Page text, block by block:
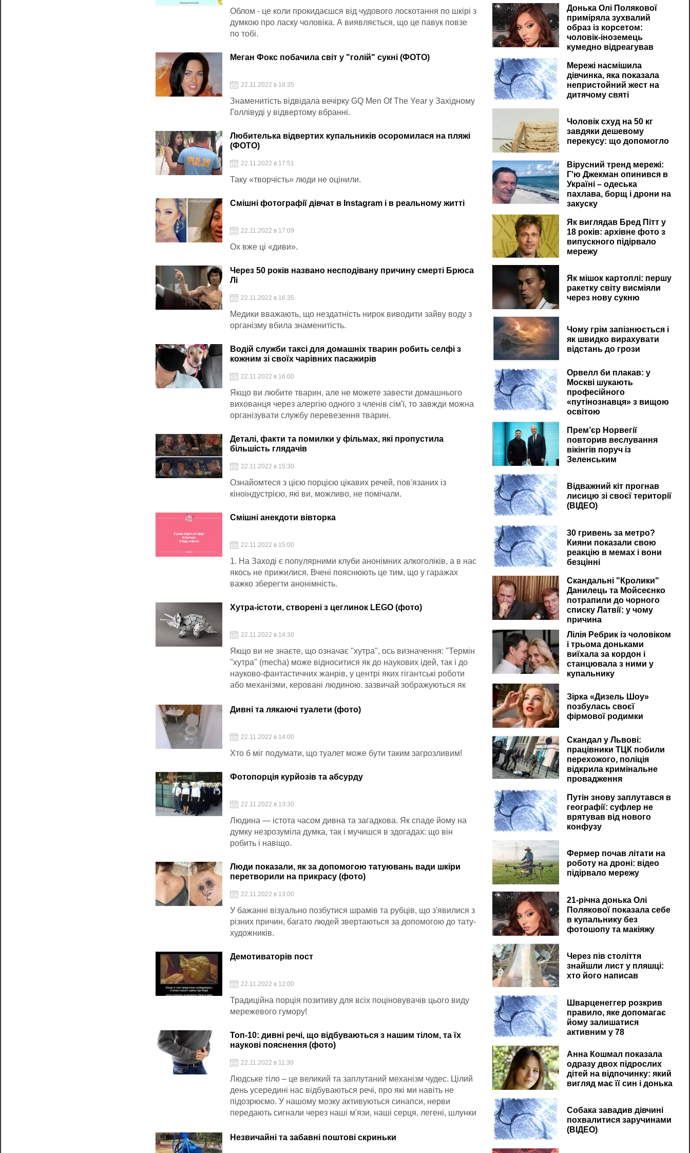
Облом - це коли прокидаєшся від чудового лоскотання по шкірі з
думкою про ласку чоловіка. А виявляється, що це павук повзе
по тобі.
Меган Фокс побачила світ у "голій" сукні (ФОТО)
22.11.2022 в 18:35
Знаменитість відвідала вечірку GQ Men Of The Year у Західному
Голлівуді у відвертому вбранні.
Любителька відвертих купальників осоромилася на пляжі
(ФОТО)
22.11.2022 в 17:51
Таку «творчість» люди не оцінили.
Смішні фотографії дівчат в Instagram і в реальному житті
22.11.2022 в 17:09
Ох вже ці «диви».
Через 50 років названо несподівану причину смерті Брюса
Лі
22.11.2022 в 16:35
Медики вважають, що нездатність нирок виводити зайву воду з
організму вбила знаменитість.
Водій служби таксі для домашніх тварин робить селфі з
кожним зі своїх чарівних пасажирів
22.11.2022 в 16:00
Якщо ви любите тварин, але не можете завести домашнього
вихованця через алергію одного з членів сім'ї, то завжди можна
організувати службу перевезення тварин.
Деталі, факти та помилки у фільмах, які пропустила
більшість глядачів
22.11.2022 в 15:30
Ознайомтеся з цією порцією цікавих речей, пов'язаних із
кіноіндустрією, які ви, можливо, не помічали.
Смішні анекдоти вівторка
22.11.2022 в 15:00
1. На Заході є популярними клуби анонімних алкоголіків, а в нас
якось не прижилися. Вчені пояснюють це тим, що у гаражах
важко зберегти анонімність.
Хутра-істоти, створені з цеглинок LEGO (фото)
22.11.2022 в 14:30
Якщо ви не знаєте, що означає "хутра", ось визначення: "Термін
"хутра" (mecha) може відноситися як до наукових ідей, так і до
науково-фантастичних жанрів, у центрі яких гігантські роботи
або механізми, керовані людиною. зазвичай зображуються як
Дивні та лякаючі туалети (фото)
22.11.2022 в 14:00
Хто б міг подумати, що туалет може бути таким загрозливим!
Фотопорція курйозів та абсурду
22.11.2022 в 13:30
Людина — істота часом дивна та загадкова. Як спаде йому на
думку незрозуміла думка, так і мучишся в здогадах: що він
робить і навіщо.
Люди показали, як за допомогою татуювань вади шкіри
перетворили на прикрасу (фото)
22.11.2022 в 13:00
У бажанні візуально позбутися шрамів та рубців, що з'явилися з
різних причин, багато людей звертаються за допомогою до тату-
художників.
Демотиваторів пост
22.11.2022 в 12:00
Традиційна порція позитиву для всіх поціновувачів цього виду
мережевого гумору!
Топ-10: дивні речі, що відбуваються з нашим тілом, та їх
наукові пояснення (фото)
22.11.2022 в 11:30
Людське тіло – це великий та заплутаний механізм чудес. Цілий
день усередині нас відбуваються речі, про які ми навіть не
підозрюємо. У нашому мозку активуються синапси, нерви
передають сигнали через наші м'язи, наші серця, легені, шлунки
Незвичайні та забавні поштові скриньки
Донька Олі Полякової
приміряла зухвалий
образ із корсетом:
чоловік-іноземець
кумедно відреагував
Мережі насмішила
дівчинка, яка показала
непристойний жест на
дитячому святі
Чоловік схуд на 50 кг
завдяки дешевому
перекусу: що допомогло
Вірусний тренд мережі:
Г'ю Джекман опинився в
Україні – одеська
пахлава, борщ і дрони на
закуску
Як виглядав Бред Пітт у
18 років: архівне фото з
випускного підірвало
мережу
Як мішок картоплі: першу
ракетку світу висміяли
через нову сукню
Чому грім запізнюється і
як швидко вирахувати
відстань до грози
Орвелл би плакав: у
Москві шукають
професійного
«путінознавця» з вищою
освітою
Прем’єр Норвегії
повторив веслування
вікінгів поруч із
Зеленським
Відважний кіт прогнав
лисицю зі своєї території
(ВІДЕО)
30 гривень за метро?
Кияни показали свою
реакцію в мемах і вони
безцінні
Скандальні "Кролики"
Данилець та Мойсеєнко
потрапили до чорного
списку Латвії: у чому
причина
Лілія Ребрик із чоловіком
і трьома доньками
виїхала за кордон і
станцювала з ними у
купальнику
Зірка «Дизель Шоу»
позбулась своєї
фірмової родимки
Скандал у Львові:
працівники ТЦК побили
перехожого, поліція
відкрила кримінальне
провадження
Путін знову заплутався в
географії: суфлер не
врятував від нового
конфузу
Фермер почав літати на
роботу на дроні: відео
підірвало мережу
21-річна донька Олі
Полякової показала себе
в купальнику без
фотошопу та макіяжу
Через пів століття
знайшли лист у пляшці:
хто його написав
Шварценеггер розкрив
правило, яке допомагає
йому залишатися
активним у 78
Анна Кошмал показала
одразу двох підрослих
дітей на відпочинку: який
вигляд має її син і донька
Собака завадив дівчині
похвалитися заручинами
(ВІДЕО)